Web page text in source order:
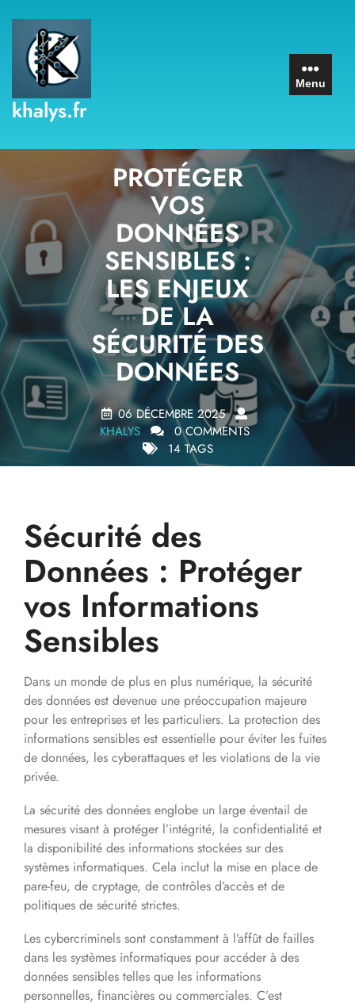
content
khalys.fr
Menu
PROTÉGER
VOS
DONNÉES
SENSIBLES :
LES ENJEUX
DE LA
SÉCURITÉ DES
DONNÉES
06 DÉCEMBRE 2025
KHALYS
0 COMMENTS
14 TAGS
Sécurité des
Données : Protéger
vos Informations
Sensibles
Dans un monde de plus en plus numérique, la sécurité
des données est devenue une préoccupation majeure
pour les entreprises et les particuliers. La protection des
informations sensibles est essentielle pour éviter les fuites
de données, les cyberattaques et les violations de la vie
privée.
La sécurité des données englobe un large éventail de
mesures visant à protéger l’intégrité, la confidentialité et
la disponibilité des informations stockées sur des
systèmes informatiques. Cela inclut la mise en place de
pare-feu, de cryptage, de contrôles d’accès et de
politiques de sécurité strictes.
Les cybercriminels sont constamment à l’affût de failles
dans les systèmes informatiques pour accéder à des
données sensibles telles que les informations
personnelles, financières ou commerciales. C’est